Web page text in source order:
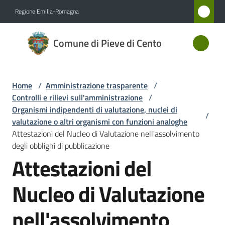
Regione Emilia-Romagna
Comune di Pieve di Cento
Comune
di Pieve
Amministrazione
Menu selezionato
Novità
Servizi
Vivere
Pieve
di
Home / Amministrazione trasparente /
Controlli e rilievi sull'amministrazione /
Organismi indipendenti di valutazione, nuclei di
valutazione o altri organismi con funzioni analoghe
/
Attestazioni del Nucleo di Valutazione nell'assolvimento
degli obblighi di pubblicazione
Attestazioni del
Nucleo di Valutazione